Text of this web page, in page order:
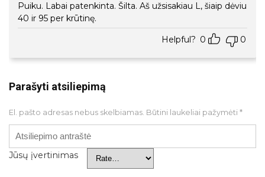
Puiku. Labai patenkinta. Šilta. Aš užsisakiau L, šiaip dėviu
40 ir 95 per krūtinę.
Helpful? 0 0
Parašyti atsiliepimą
El. pašto adresas nebus skelbiamas. Būtini laukeliai pažymėti *
Jūsų įvertinimas